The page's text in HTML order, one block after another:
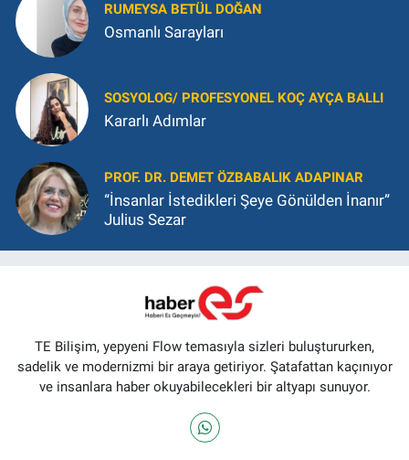
RUMEYSA BETÜL DOĞAN
Osmanlı Sarayları
SOSYOLOG/ PROFESYONEL KOÇ AYÇA BALLI
Kararlı Adımlar
PROF. DR. DEMET ÖZBABALIK ADAPINAR
“İnsanlar İstedikleri Şeye Gönülden İnanır”
Julius Sezar
TE Bilişim, yepyeni Flow temasıyla sizleri buluştururken,
sadelik ve modernizmi bir araya getiriyor. Şatafattan kaçınıyor
ve insanlara haber okuyabilecekleri bir altyapı sunuyor.